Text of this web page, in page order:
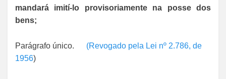
mandará imití-lo provisoriamente na posse dos
bens;
Parágrafo único. (Revogado pela Lei nº 2.786, de
1956)